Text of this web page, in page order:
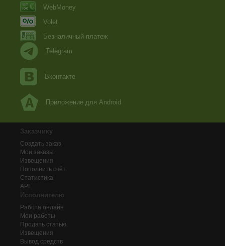
WebMoney
Volet
Безналичный платеж
Telegram
Вконтакте
Приложение для Android
Заказчику
Создать заказ
Мои заказы
Извещения
Пополнить счёт
Статистика
API
Исполнителю
Работа онлайн
Мои работы
Продать статью
Извещения
Вывод средств